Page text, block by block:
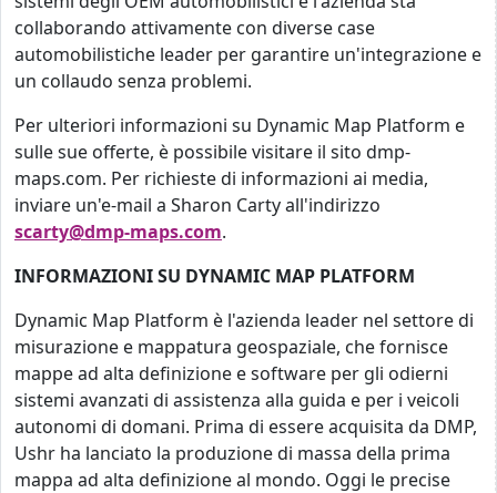
collaborando attivamente con diverse case
automobilistiche leader per garantire un'integrazione e
un collaudo senza problemi.
Per ulteriori informazioni su Dynamic Map Platform e
sulle sue offerte, è possibile visitare il sito dmp-
maps.com. Per richieste di informazioni ai media,
inviare un'e-mail a Sharon Carty all'indirizzo
scarty@dmp-maps.com.
INFORMAZIONI SU DYNAMIC MAP PLATFORM
Dynamic Map Platform è l'azienda leader nel settore di
misurazione e mappatura geospaziale, che fornisce
mappe ad alta definizione e software per gli odierni
sistemi avanzati di assistenza alla guida e per i veicoli
autonomi di domani. Prima di essere acquisita da DMP,
Ushr ha lanciato la produzione di massa della prima
mappa ad alta definizione al mondo. Oggi le precise